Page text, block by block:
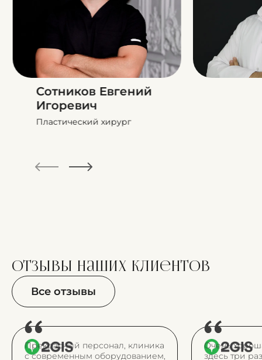
Сотников Евгений
Игоревич
Пластический хирург
отзывы наших клиентов
Все отзывы
Прекрасный персонал, клиника
с современным оборудованием,
Очень
здесь три